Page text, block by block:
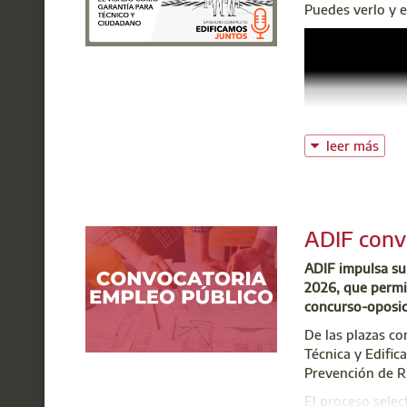
Puedes verlo y
leer más
ADIF
ADIF impulsa
2026, que
concurso-
De las plazas
Técnica y
Prevención de
El proceso